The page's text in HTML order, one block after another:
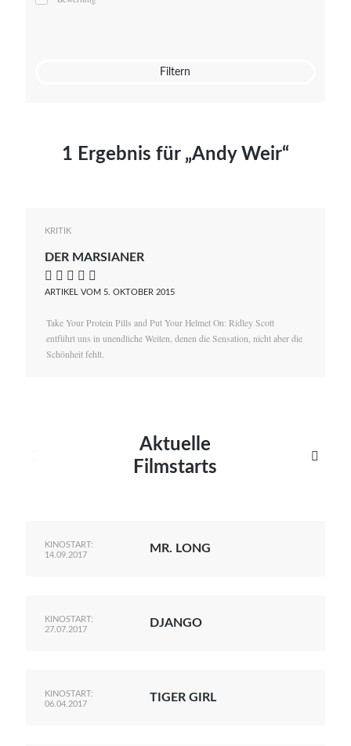
Mato von Vogelstein
Filtern
1 Ergebnis für „Andy Weir“
KRITIK
DER MARSIANER
    
ARTIKEL VOM 5. OKTOBER 2015
Take Your Protein Pills and Put Your Helmet On: Ridley Scott
entführt uns in unendliche Weiten, denen die Sensation, nicht aber die
Schönheit fehlt.
Aktuelle
Filmstarts

KINOSTART:
14.09.2017
MR. LONG
KINOSTART:
27.07.2017
DJANGO
KINOSTART:
06.04.2017
TIGER GIRL